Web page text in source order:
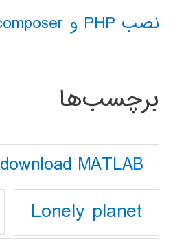
نصب PHP و composer در ویندوز 10
برچسب‌ها
download MATLAB
Lonely planet